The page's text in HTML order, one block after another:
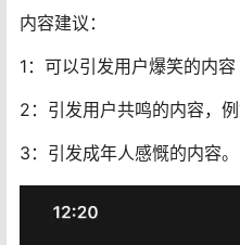
内容建议：
1：可以引发用户爆笑的内容
2：引发用户共鸣的内容，例
3：引发成年人感慨的内容。